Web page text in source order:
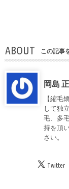
ABOUT この記事
岡島
【縮毛
して独
毛、多
持を頂
さい。
Twitter